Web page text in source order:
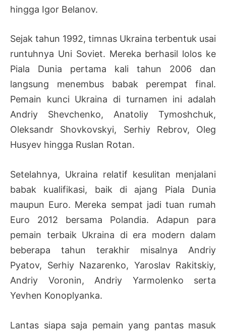
hingga Igor Belanov.
Sejak tahun 1992, timnas Ukraina terbentuk usai
runtuhnya Uni Soviet. Mereka berhasil lolos ke
Piala Dunia pertama kali tahun 2006 dan
langsung menembus babak perempat final.
Pemain kunci Ukraina di turnamen ini adalah
Andriy Shevchenko, Anatoliy Tymoshchuk,
Oleksandr Shovkovskyi, Serhiy Rebrov, Oleg
Husyev hingga Ruslan Rotan.
Setelahnya, Ukraina relatif kesulitan menjalani
babak kualifikasi, baik di ajang Piala Dunia
maupun Euro. Mereka sempat jadi tuan rumah
Euro 2012 bersama Polandia. Adapun para
pemain terbaik Ukraina di era modern dalam
beberapa tahun terakhir misalnya Andriy
Pyatov, Serhiy Nazarenko, Yaroslav Rakitskiy,
Andriy Voronin, Andriy Yarmolenko serta
Yevhen Konoplyanka.
Lantas siapa saja pemain yang pantas masuk